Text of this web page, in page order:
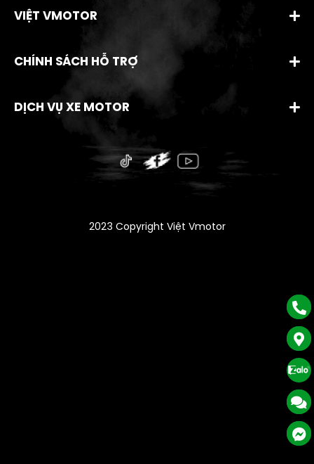
VIỆT VMOTOR
CHÍNH SÁCH HỖ TRỢ
DỊCH VỤ XE MOTOR
2023 Copyright Việt Vmotor